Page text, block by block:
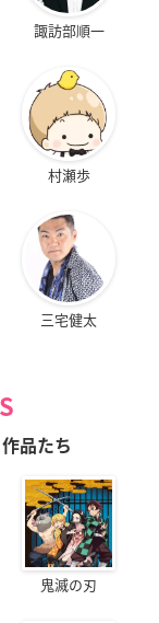
諏訪部順一
村瀬歩
三宅健太
品たち
鬼滅の刃